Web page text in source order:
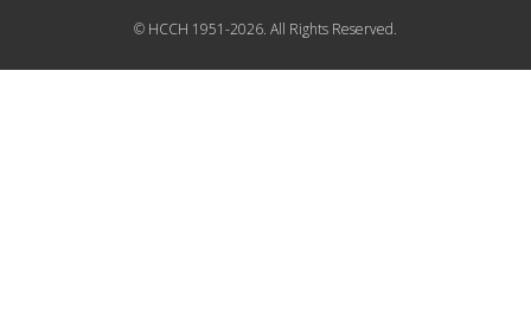
© HCCH 1951-2026. All Rights Reserved.